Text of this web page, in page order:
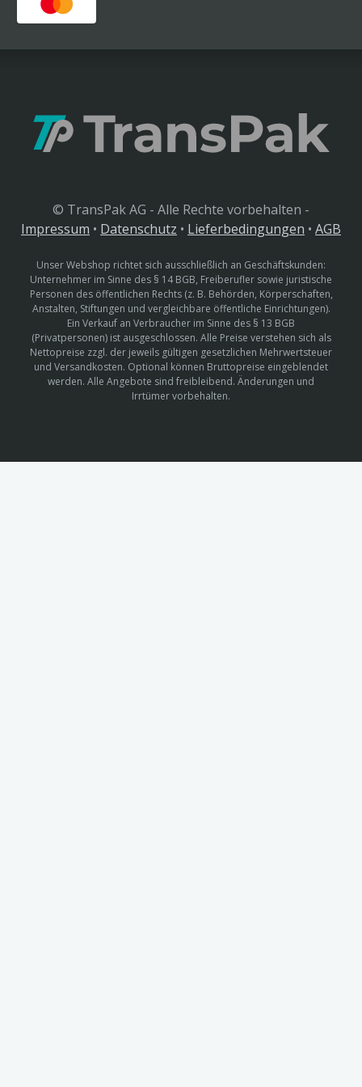
© TransPak AG - Alle Rechte vorbehalten -
Impressum • Datenschutz • Lieferbedingungen • AGB
Unser Webshop richtet sich ausschließlich an Geschäftskunden:
Unternehmer im Sinne des § 14 BGB, Freiberufler sowie juristische
Personen des öffentlichen Rechts (z. B. Behörden, Körperschaften,
Anstalten, Stiftungen und vergleichbare öffentliche Einrichtungen).
Ein Verkauf an Verbraucher im Sinne des § 13 BGB
(Privatpersonen) ist ausgeschlossen. Alle Preise verstehen sich als
Nettopreise zzgl. der jeweils gültigen gesetzlichen Mehrwertsteuer
und Versandkosten. Optional können Bruttopreise eingeblendet
werden. Alle Angebote sind freibleibend. Änderungen und
Irrtümer vorbehalten.